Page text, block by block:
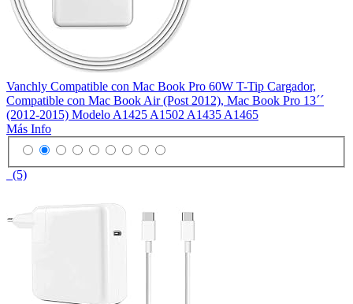
Vanchly Compatible con Mac Book Pro 60W T-Tip Cargador,
Compatible con Mac Book Air (Post 2012), Mac Book Pro 13´´
(2012-2015) Modelo A1425 A1502 A1435 A1465
Más Info
(5)